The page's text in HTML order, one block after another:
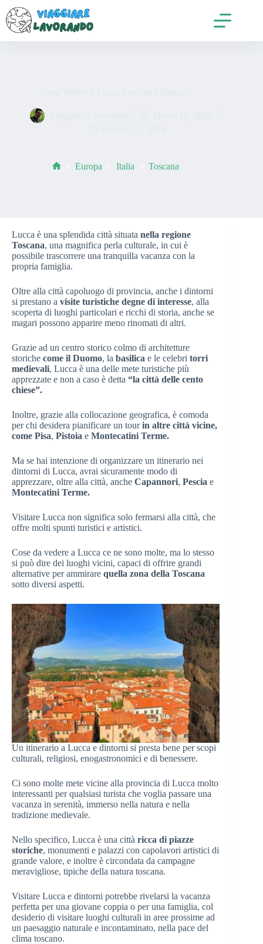
contenuto
Europa Italia Toscana
Lucca è una splendida città situata nella regione
Toscana, una magnifica perla culturale, in cui è
possibile trascorrere una tranquilla vacanza con la
propria famiglia.
Oltre alla città capoluogo di provincia, anche i dintorni
si prestano a visite turistiche degne di interesse, alla
scoperta di luoghi particolari e ricchi di storia, anche se
magari possono apparire meno rinomati di altri.
Grazie ad un centro storico colmo di architetture
storiche come il Duomo, la basilica e le celebri torri
medievali, Lucca è una delle mete turistiche più
apprezzate e non a caso è detta “la città delle cento
chiese”.
Inoltre, grazie alla collocazione geografica, è comoda
per chi desidera pianificare un tourin altre città vicine,
come Pisa, Pistoia e Montecatini Terme.
Ma se hai intenzione di organizzare un itinerario nei
dintorni di Lucca, avrai sicuramente modo di
apprezzare, oltre alla città, anche Capannori, Pescia e
Montecatini Terme.
Visitare Lucca non significa solo fermarsi alla città, che
offre molti spunti turistici e artistici.
Cose da vedere a Lucca ce ne sono molte, ma lo stesso
si può dire dei luoghi vicini, capaci di offrire grandi
alternative per ammirare quella zona della Toscana
sotto diversi aspetti.
Un itinerario a Lucca e dintorni si presta bene per scopi
culturali, religiosi, enogastronomici e di benessere.
Ci sono molte mete vicine alla provincia di Lucca molto
interessanti per qualsiasi turista che voglia passare una
vacanza in serenità, immerso nella natura e nella
tradizione medievale.
Nello specifico, Lucca è una città ricca di piazze
storiche, monumenti e palazzi con capolavori artistici di
grande valore, e inoltre è circondata da campagne
meravigliose, tipiche della natura toscana.
Visitare Lucca e dintorni potrebbe rivelarsi la vacanza
perfetta per una giovane coppia o per una famiglia, col
desiderio di visitare luoghi culturali in aree prossime ad
un paesaggio naturale e incontaminato, nella pace del
clima toscano.